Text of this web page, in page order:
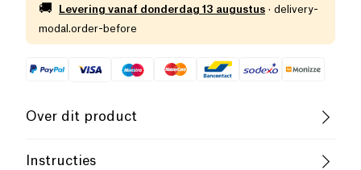
🚚 Levering vanaf donderdag 13 augustus · delivery-
modal.order-before
Over dit product
Vegan
Instructies